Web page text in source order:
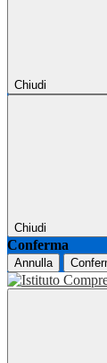
Chiudi
Chiudi
Conferma
Annulla